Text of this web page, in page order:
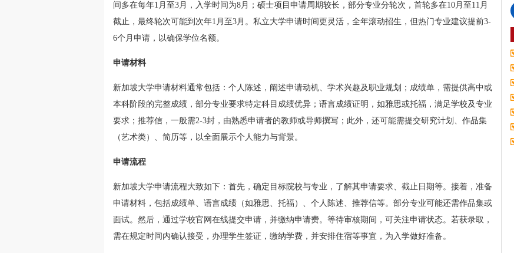
间多在每年1月至3月，入学时间为8月；硕士项目申请周期较长，部分专业分轮次，首轮多在10月至11月
截止，最终轮次可能到次年1月至3月。私立大学申请时间更灵活，全年滚动招生，但热门专业建议提前3-
6个月申请，以确保学位名额。
申请材料
新加坡大学申请材料通常包括：个人陈述，阐述申请动机、学术兴趣及职业规划；成绩单，需提供高中或
本科阶段的完整成绩，部分专业要求特定科目成绩优异；语言成绩证明，如雅思或托福，满足学校及专业
要求；推荐信，一般需2-3封，由熟悉申请者的教师或导师撰写；此外，还可能需提交研究计划、作品集
（艺术类）、简历等，以全面展示个人能力与背景。
申请流程
新加坡大学申请流程大致如下：首先，确定目标院校与专业，了解其申请要求、截止日期等。接着，准备
申请材料，包括成绩单、语言成绩（如雅思、托福）、个人陈述、推荐信等。部分专业可能还需作品集或
面试。然后，通过学校官网在线提交申请，并缴纳申请费。等待审核期间，可关注申请状态。若获录取，
需在规定时间内确认接受，办理学生签证，缴纳学费，并安排住宿等事宜，为入学做好准备。